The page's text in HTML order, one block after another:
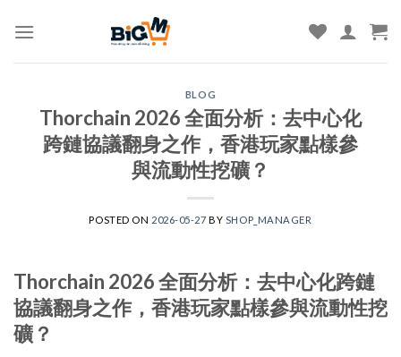
BLOG
Thorchain 2026 全面分析：去中心化
跨鏈協議翻身之作，香港玩家點樣參
與流動性挖礦？
POSTED ON 2026-05-27 BY SHOP_MANAGER
Thorchain 2026 全面分析：去中心化跨鏈
協議翻身之作，香港玩家點樣參與流動性挖
礦？